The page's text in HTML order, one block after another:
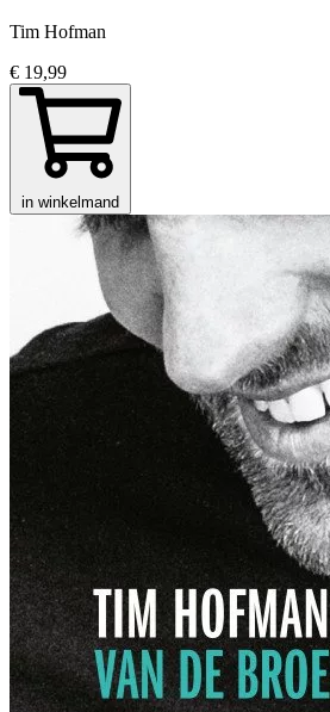
Tim Hofman
€ 19,99
in winkelmand